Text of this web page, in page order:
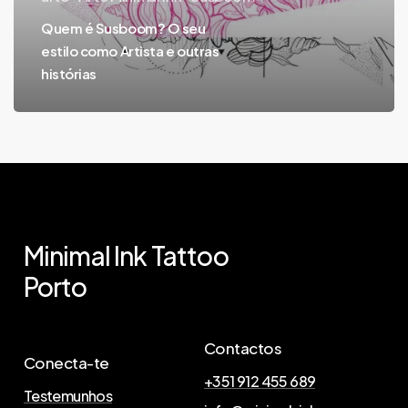
outras
histórias
Quem é Susboom? O seu
estilo como Artista e outras
histórias
Minimal InkTattoo
Porto
Conecta-te
Testemunhos
Contactos
+351 912 455 689